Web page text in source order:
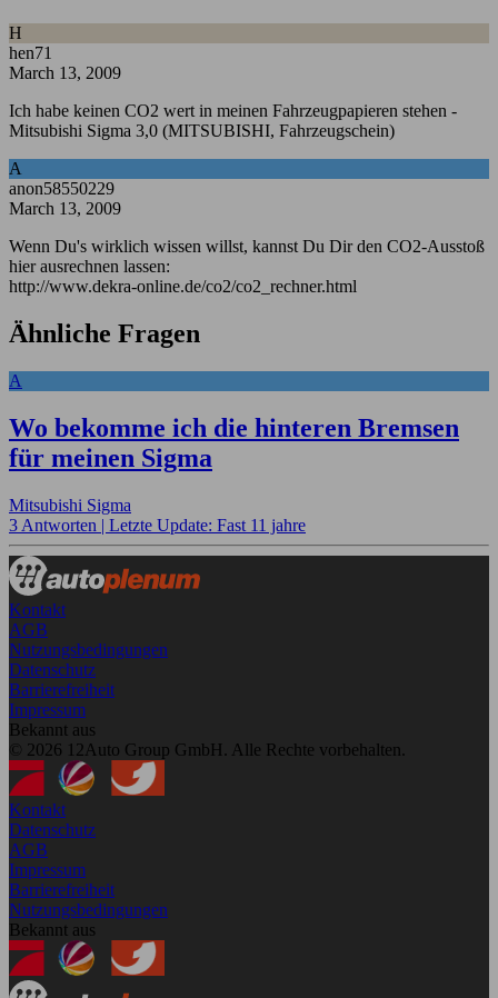
H
hen71
March 13, 2009
Ich habe keinen CO2 wert in meinen Fahrzeugpapieren stehen -
Mitsubishi Sigma 3,0 (MITSUBISHI, Fahrzeugschein)
A
anon58550229
March 13, 2009
Wenn Du's wirklich wissen willst, kannst Du Dir den CO2-Ausstoß
hier ausrechnen lassen:
http://www.dekra-online.de/co2/co2_rechner.html
Ähnliche Fragen
A
Wo bekomme ich die hinteren Bremsen
für meinen Sigma
Mitsubishi Sigma
3 Antworten | Letzte Update: Fast 11 jahre
Kontakt
AGB
Nutzungsbedingungen
Datenschutz
Barrierefreiheit
Impressum
Bekannt aus
© 2026 12Auto Group GmbH. Alle Rechte vorbehalten.
Kontakt
Datenschutz
AGB
Impressum
Barrierefreiheit
Nutzungsbedingungen
Bekannt aus